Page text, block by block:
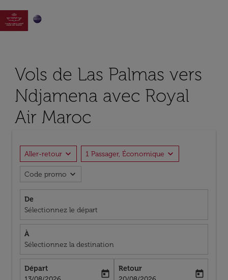

Vols de Las Palmas vers
Ndjamena avec Royal
Air Maroc
Aller-retour expand_more 1 Passager, Économique expand_more
Code promo expand_more
De
Sélectionnez le départ
À
Sélectionnez la destination
Départ
today
Retour
today